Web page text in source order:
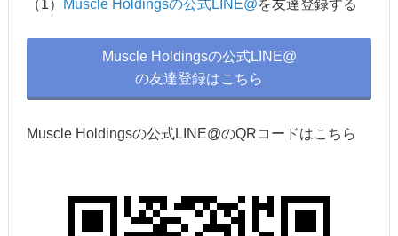
（1） Muscle Holdingsの公式LINE@を友達登録する
Muscle Holdingsの公式LINE@
の友達登録はこちら
Muscle Holdingsの公式LINE@のQRコードはこちら